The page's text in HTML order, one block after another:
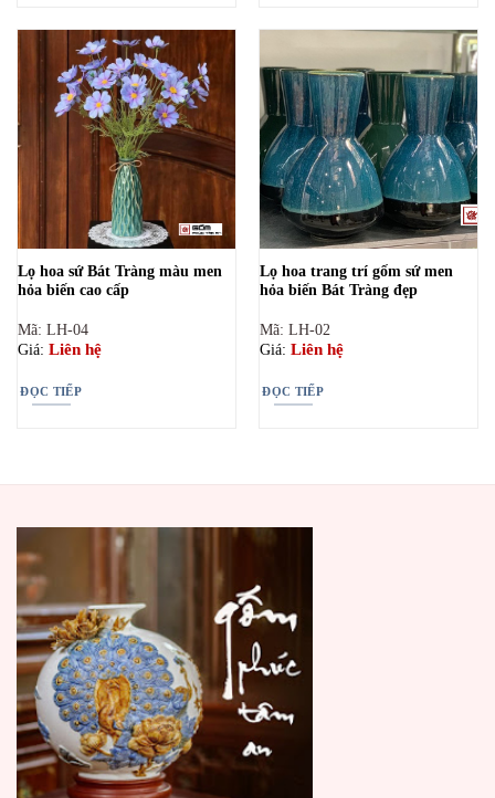
Lọ hoa sứ Bát Tràng màu men
hỏa biến cao cấp
Mã: LH-04
Giá: Liên hệ
ĐỌC TIẾP
Lọ hoa trang trí gốm sứ men
hỏa biến Bát Tràng đẹp
Mã: LH-02
Giá: Liên hệ
ĐỌC TIẾP